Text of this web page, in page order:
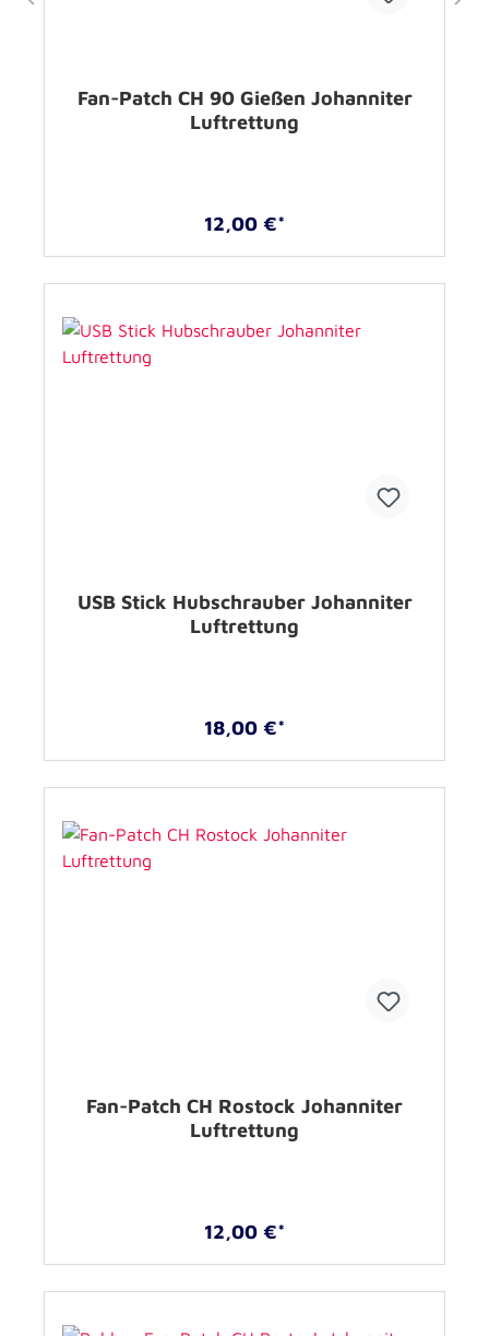
Fan-Patch CH 90 Gießen Johanniter
Luftrettung
12,00 €*
USB Stick Hubschrauber Johanniter
Luftrettung
18,00 €*
Fan-Patch CH Rostock Johanniter
Luftrettung
12,00 €*